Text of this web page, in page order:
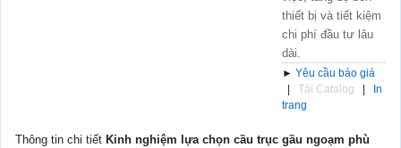
thiết bị và tiết kiệm
chi phí đầu tư lâu
dài.
► Yêu cầu báo giá
Tải Catalog
In
trang
Thông tin chi tiết Kinh nghiệm lựa chọn cầu trục gầu ngoạm phù